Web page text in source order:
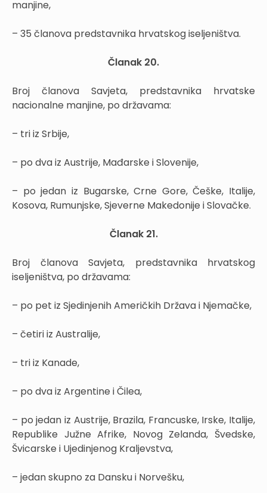
manjine,
– 35 članova predstavnika hrvatskog iseljeništva.
Članak 20.
Broj članova Savjeta, predstavnika hrvatske
nacionalne manjine, po državama:
– tri iz Srbije,
– po dva iz Austrije, Mađarske i Slovenije,
– po jedan iz Bugarske, Crne Gore, Češke, Italije,
Kosova, Rumunjske, Sjeverne Makedonije i Slovačke.
Članak 21.
Broj članova Savjeta, predstavnika hrvatskog
iseljeništva, po državama:
– po pet iz Sjedinjenih Američkih Država i Njemačke,
– četiri iz Australije,
– tri iz Kanade,
– po dva iz Argentine i Čilea,
– po jedan iz Austrije, Brazila, Francuske, Irske, Italije,
Republike Južne Afrike, Novog Zelanda, Švedske,
Švicarske i Ujedinjenog Kraljevstva,
– jedan skupno za Dansku i Norvešku,